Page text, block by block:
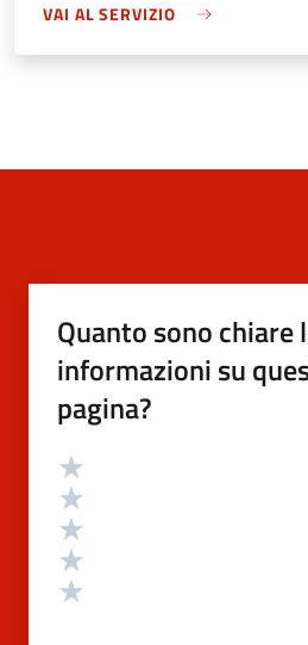
VAI AL SERVIZIO
Quanto sono chiare
informazioni su
pagina?
Valutazione